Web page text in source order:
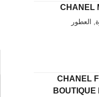
CHANEL
العطور
CHANEL